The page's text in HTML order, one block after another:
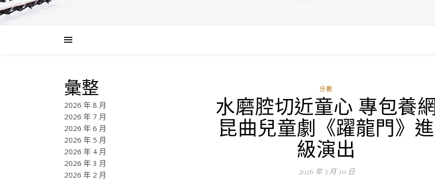
彙整
2026 年 8 月
2026 年 7 月
2026 年 6 月
2026 年 5 月
2026 年 4 月
2026 年 3 月
2026 年 2 月
分數
水磨腔切近童心 專包養
昆曲兒童劇《躍龍門》進
級演出
2026 年 5 月 10 日